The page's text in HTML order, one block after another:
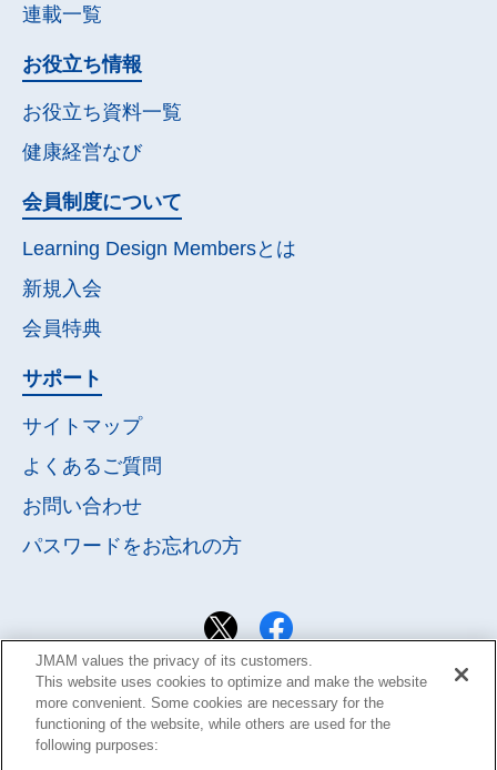
連載一覧
お役立ち情報
お役立ち資料一覧
健康経営なび
会員制度について
Learning Design Membersとは
新規入会
会員特典
サポート
サイトマップ
よくあるご質問
お問い合わせ
パスワードをお忘れの方
JMAM values the privacy of its customers.
This website uses cookies to optimize and make the website
more convenient. Some cookies are necessary for the
functioning of the website, while others are used for the
following purposes: